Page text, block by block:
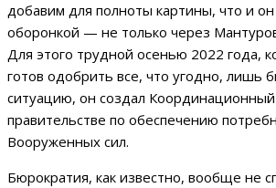
добавим для полноты картины, что и
оборонкой — не только через
Для этого трудной осенью 2022 года,
готов одобрить все, что угодно, лишь
ситуацию, он создал Координационный
правительстве по обеспечению
Вооруженных сил.
Бюрократия, как известно, вообще не